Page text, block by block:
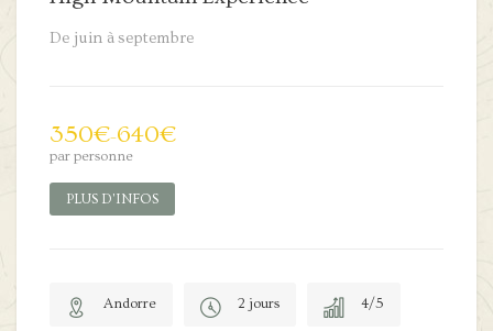
De juin à septembre
350€–640€
par personne
PLUS D'INFOS
Andorre 2 jours 4/5